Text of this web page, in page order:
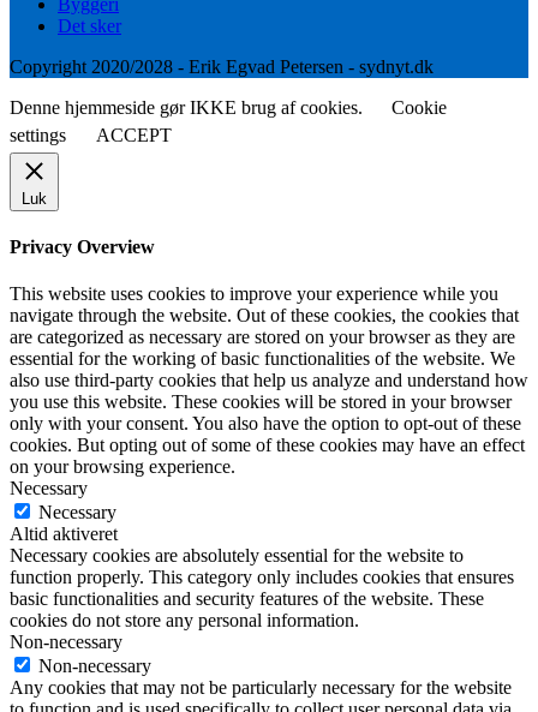
Det sker
Copyright 2020/2028 - Erik Egvad Petersen - sydnyt.dk
Denne hjemmeside gør IKKE brug af cookies.
Cookie
settings
ACCEPT
Luk
Privacy Overview
This website uses cookies to improve your experience while you
navigate through the website. Out of these cookies, the cookies that
are categorized as necessary are stored on your browser as they are
essential for the working of basic functionalities of the website. We
also use third-party cookies that help us analyze and understand how
you use this website. These cookies will be stored in your browser
only with your consent. You also have the option to opt-out of these
cookies. But opting out of some of these cookies may have an effect
on your browsing experience.
Necessary
Necessary
Altid aktiveret
Necessary cookies are absolutely essential for the website to
function properly. This category only includes cookies that ensures
basic functionalities and security features of the website. These
cookies do not store any personal information.
Non-necessary
Non-necessary
Any cookies that may not be particularly necessary for the website